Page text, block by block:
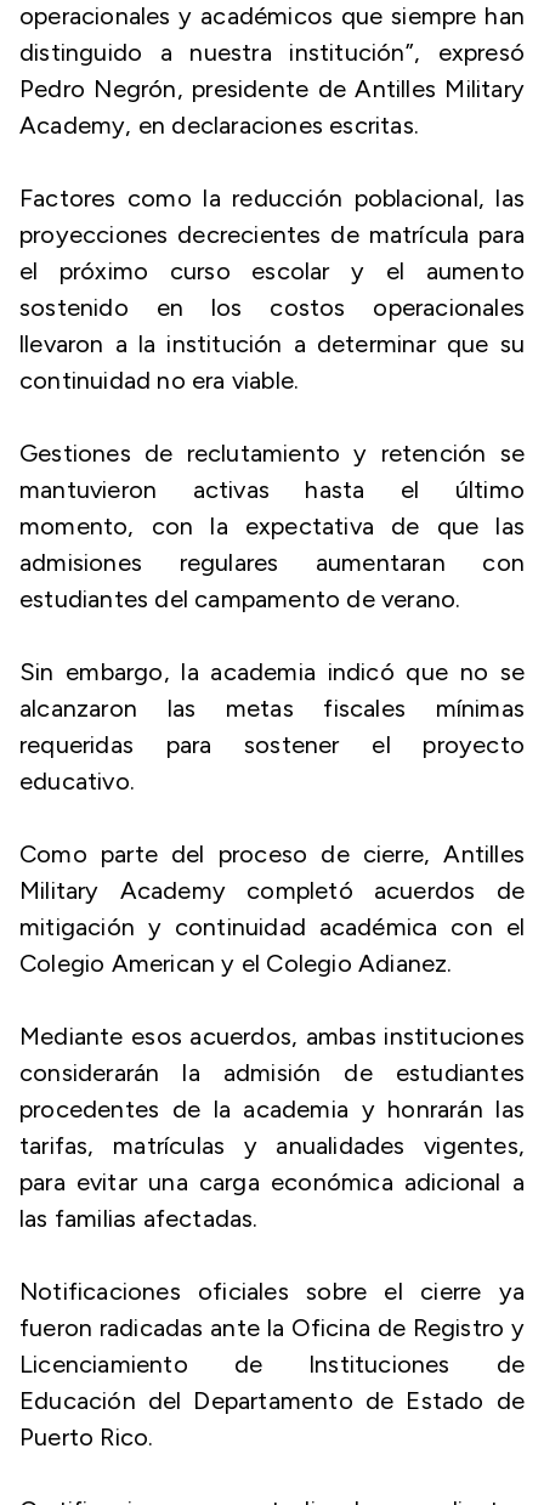
operacionales y académicos que siempre han
distinguido a nuestra institución”, expresó
Pedro Negrón, presidente de Antilles Military
Academy, en declaraciones escritas.
Factores como la reducción poblacional, las
proyecciones decrecientes de matrícula para
el próximo curso escolar y el aumento
sostenido en los costos operacionales
llevaron a la institución a determinar que su
continuidad no era viable.
Gestiones de reclutamiento y retención se
mantuvieron activas hasta el último
momento, con la expectativa de que las
admisiones regulares aumentaran con
estudiantes del campamento de verano.
Sin embargo, la academia indicó que no se
alcanzaron las metas fiscales mínimas
requeridas para sostener el proyecto
educativo.
Como parte del proceso de cierre, Antilles
Military Academy completó acuerdos de
mitigación y continuidad académica con el
Colegio American y el Colegio Adianez.
Mediante esos acuerdos, ambas instituciones
considerarán la admisión de estudiantes
procedentes de la academia y honrarán las
tarifas, matrículas y anualidades vigentes,
para evitar una carga económica adicional a
las familias afectadas.
Notificaciones oficiales sobre el cierre ya
fueron radicadas ante la Oficina de Registro y
Licenciamiento de Instituciones de
Educación del Departamento de Estado de
Puerto Rico.